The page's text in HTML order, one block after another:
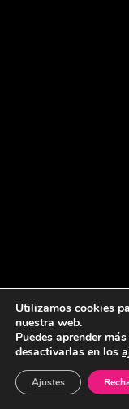
Utilizamos cookies
nuestra web.
Puedes aprender
desactivarlas en los
Ajustes